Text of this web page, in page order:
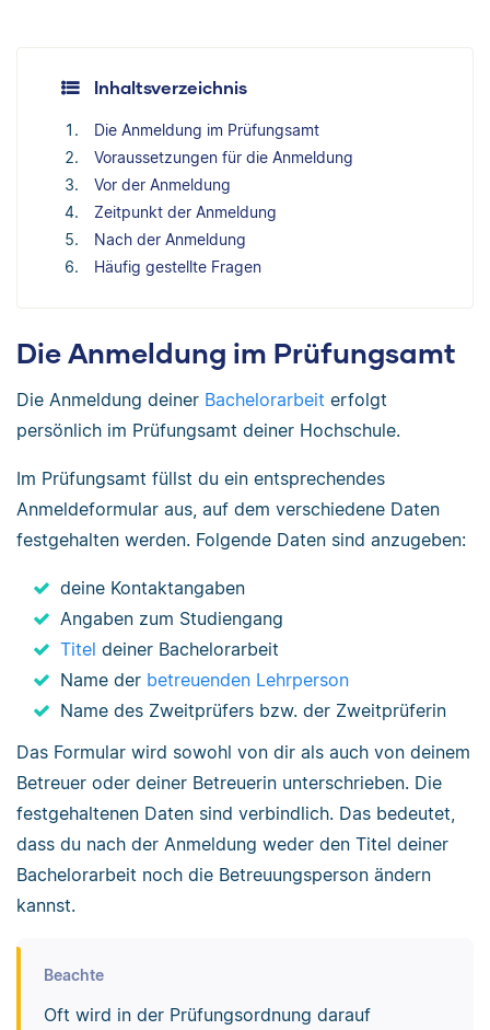
Inhaltsverzeichnis
Die Anmeldung im Prüfungsamt
Voraussetzungen für die Anmeldung
Vor der Anmeldung
Zeitpunkt der Anmeldung
Nach der Anmeldung
Häufig gestellte Fragen
Die Anmeldung im Prüfungsamt
Die Anmeldung deiner Bachelorarbeit erfolgt
persönlich im Prüfungsamt deiner Hochschule.
Im Prüfungsamt füllst du ein entsprechendes
Anmeldeformular aus, auf dem verschiedene Daten
festgehalten werden. Folgende Daten sind anzugeben:
deine Kontaktangaben
Angaben zum Studiengang
Titel deiner Bachelorarbeit
Name der betreuenden Lehrperson
Name des Zweitprüfers bzw. der Zweitprüferin
Das Formular wird sowohl von dir als auch von deinem
Betreuer oder deiner Betreuerin unterschrieben. Die
festgehaltenen Daten sind verbindlich. Das bedeutet,
dass du nach der Anmeldung weder den Titel deiner
Bachelorarbeit noch die Betreuungsperson ändern
kannst.
Beachte
Oft wird in der Prüfungsordnung darauf